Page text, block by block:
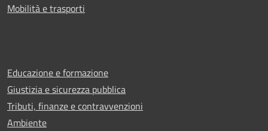
Mobilità e trasporti
Educazione e formazione
Giustizia e sicurezza pubblica
Tributi, finanze e contravvenzioni
Ambiente